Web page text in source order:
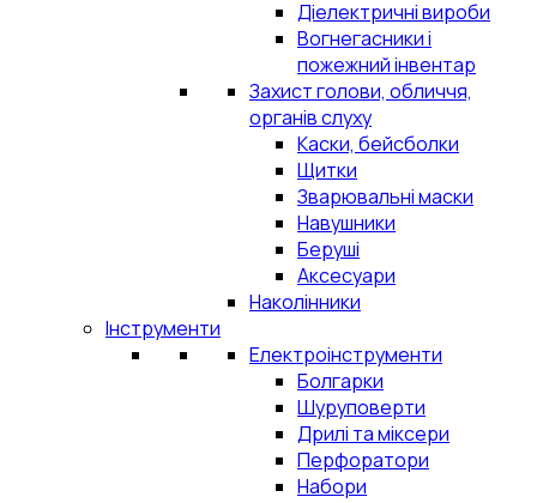
Діелектричні вироби
Вогнегасники і
пожежний інвентар
Захист голови, обличчя,
органів слуху
Каски, бейсболки
Щитки
Зварювальні маски
Навушники
Беруші
Аксесуари
Наколінники
Інструменти
Електроінструменти
Болгарки
Шуруповерти
Дрилі та міксери
Перфоратори
Набори